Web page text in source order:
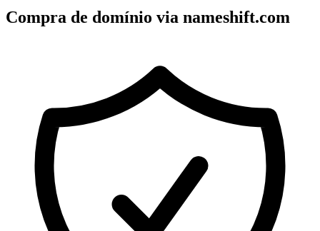
Compra de domínio via nameshift.com